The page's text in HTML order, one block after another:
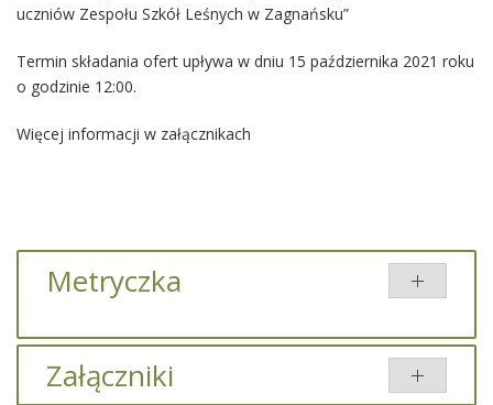
uczniów Zespołu Szkół Leśnych w Zagnańsku”
Termin składania ofert upływa w dniu 15 października 2021 roku
o godzinie 12:00.
Więcej informacji w załącznikach
Metryczka
Załączniki